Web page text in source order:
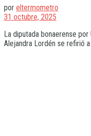
por eltermometro
31 octubre, 2025
La diputada bonaerense
Alejandra Lordén se refirió